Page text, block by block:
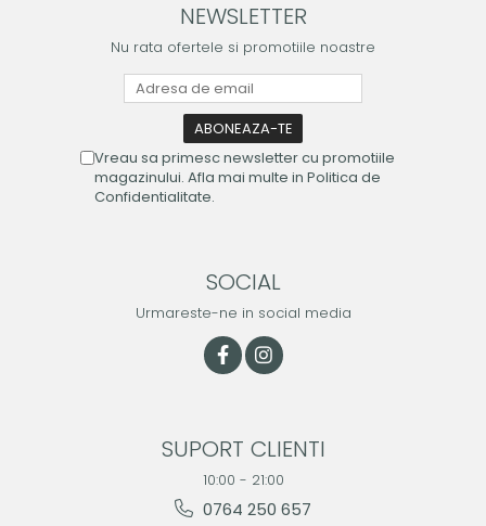
NEWSLETTER
Nu rata ofertele si promotiile noastre
Vreau sa primesc newsletter cu promotiile
magazinului. Afla mai multe in Politica de
Confidentialitate.
SOCIAL
Urmareste-ne in social media
SUPORT CLIENTI
10:00 - 21:00
0764 250 657